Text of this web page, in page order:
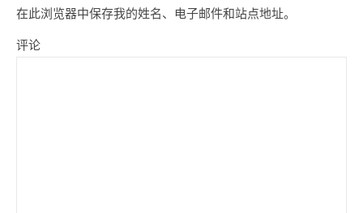
在此浏览器中保存我的姓名、电子邮件和站点地址。
评论